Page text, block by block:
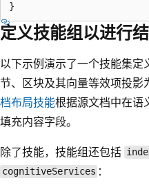
定义技能组以进行
以下示例演示了一个技能集
节、区块及其向量等效项投影
档布局技能根据源文档中在语
填充内容字段。
除了技能，技能组还包括
cognitiveServices ：